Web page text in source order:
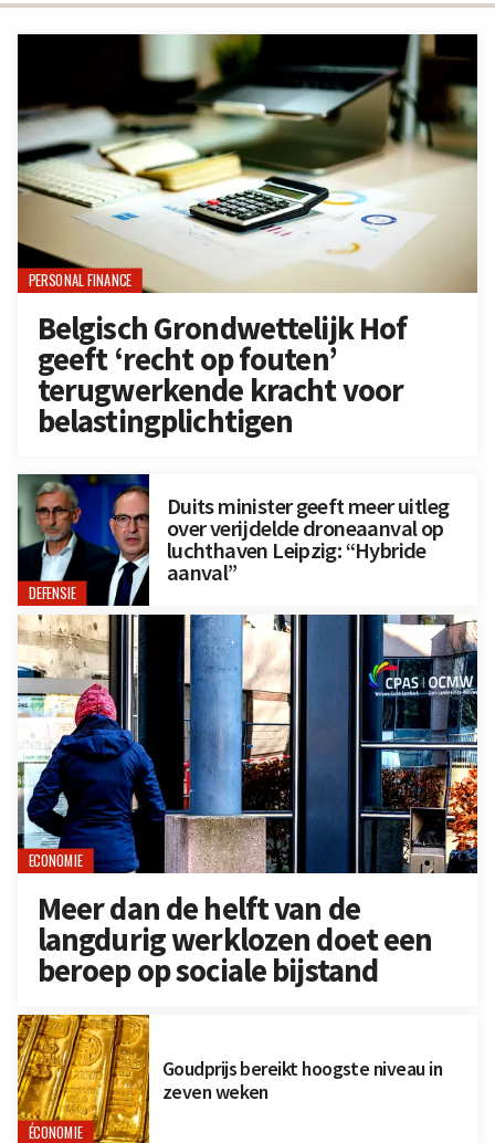
PERSONAL FINANCE
Belgisch Grondwettelijk Hof
geeft ‘recht op fouten’
terugwerkende kracht voor
belastingplichtigen
DEFENSIE
Duits minister geeft meer uitleg
over verijdelde droneaanval op
luchthaven Leipzig: “Hybride
aanval”
ECONOMIE
Meer dan de helft van de
langdurig werklozen doet een
beroep op sociale bijstand
ÉCONOMIE
Goudprijs bereikt hoogste niveau in
zeven weken